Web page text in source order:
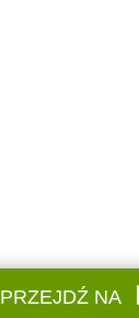
PRZEJDŹ NA